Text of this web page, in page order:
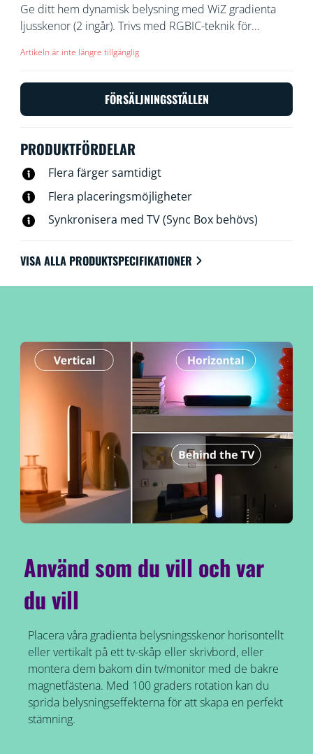
Ge ditt hem dynamisk belysning med WiZ gradienta
ljusskenor (2 ingår). Trivs med RGBIC-teknik för
eller bakom din tv för att skapa den perfekta
dynamiska, statiska eller anpassningsbara ljuslägen. Du
kan till och med få ljuset att pulsera till musik eller
Artikeln är inte längre tillgänglig
FÖRSÄLJNINGSSTÄLLEN
PRODUKTFÖRDELAR
Flera färger samtidigt
Flera placeringsmöjligheter
Synkronisera med TV (Sync Box behövs)
VISA ALLA PRODUKTSPECIFIKATIONER
Använd som du vill och var
du vill
Placera våra gradienta belysningsskenor horisontellt
eller vertikalt på ett tv-skåp eller skrivbord, eller
montera dem bakom din tv/monitor med de bakre
magnetfästena. Med 100 graders rotation kan du
sprida belysningseffekterna för att skapa en perfekt
stämning.​